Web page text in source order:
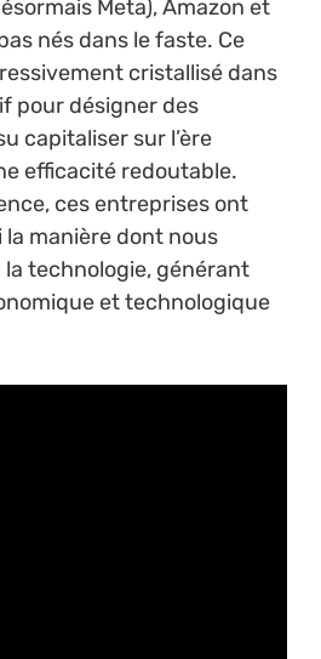
Meta), Amazon et
nés dans le faste. Ce
cristallisé dans
pour désigner des
capitaliser sur l’ère
efficacité redoutable.
ces entreprises ont
manière dont nous
technologie, générant
et technologique